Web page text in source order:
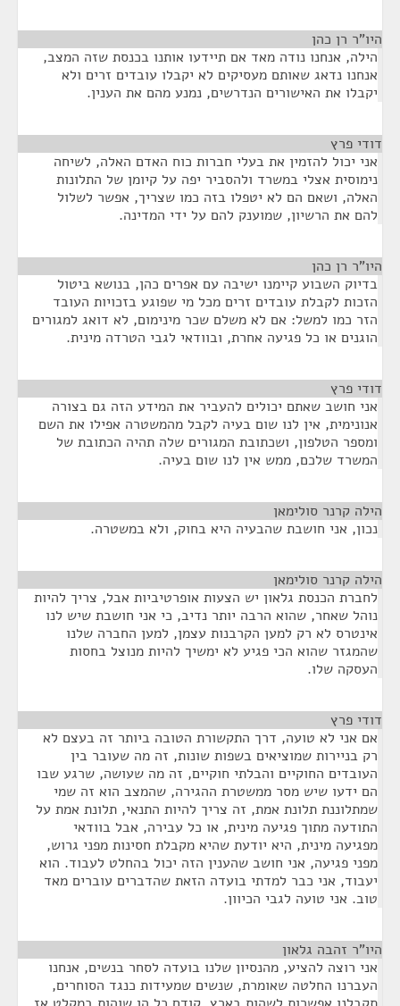
היו"ר רן כהן
הילה, אנחנו נודה מאד אם תיידעו אותנו בכנסת שזה המצב,
אנחנו נדאג שאותם מעסיקים לא יקבלו עובדים זרים ולא
יקבלו את האישורים הנדרשים, נמנע מהם את הענין.
דודי פרץ
אני יכול להזמין את בעלי חברות כוח האדם האלה, לשיחה
נימוסית אצלי במשרד ולהסביר יפה על קיומן של התלונות
האלה, ושאם הם לא יטפלו בזה כמו שצריך, אפשר לשלול
להם את הרשיון, שמוענק להם על ידי המדינה.
היו"ר רן כהן
בדיוק השבוע קיימנו ישיבה עם אפרים כהן, בנושא ביטול
הזכות לקבלת עובדים זרים מכל מי שפוגע בזכויות העובד
הזר כמו למשל: אם לא משלם שכר מינימום, לא דואג למגורים
הוגנים או כל פגיעה אחרת, ובוודאי לגבי הטרדה מינית.
דודי פרץ
אני חושב שאתם יכולים להעביר את המידע הזה גם בצורה
אנונימית, אין לנו שום בעיה לקבל מהמשטרה אפילו את השם
ומספר הטלפון, ושכתובת המגורים שלה תהיה הכתובת של
המשרד שלכם, ממש אין לנו שום בעיה.
הילה קרנר סולימאן
נכון, אני חושבת שהבעיה היא בחוק, ולא במשטרה.
הילה קרנר סולימאן
לחברת הכנסת גלאון יש הצעות אופרטיביות אבל, צריך להיות
נוהל שאחר, שהוא הרבה יותר נדיב, כי אני חושבת שיש לנו
אינטרס לא רק למען הקרבנות עצמן, למען החברה שלנו
שהמגזר שהוא הכי פגיע לא ימשיך להיות מנוצל בחסות
העסקה שלו.
דודי פרץ
אם אני לא טועה, דרך התקשורת הטובה ביותר זה בעצם לא
רק בניירות שמוציאים בשפות שונות, זה מה שעובר בין
העובדים החוקיים והבלתי חוקיים, זה מה שעושה, שרגע שבו
הם ידעו שיש מסר ממשטרת ההגירה, שהמצב הוא זה שמי
שמתלוננת תלונת אמת, זה צריך להיות התנאי, תלונת אמת על
התודעה מתוך פגיעה מינית, או כל עבירה, אבל בוודאי
מפגיעה מינית, היא יודעת שהיא מקבלת חסינות מפני גרוש,
מפני פגיעה, אני חושב שהענין הזה יכול בהחלט לעבוד. הוא
יעבוד, אני כבר למדתי בועדה הזאת שהדברים עוברים מאד
טוב. אני טועה לגבי הכיוון.
היו"ר זהבה גלאון
אני רוצה להציע, מהנסיון שלנו בועדה לסחר בנשים, אנחנו
העברנו החלטה שאומרת, שנשים שמעידות כנגד הסוחרים,